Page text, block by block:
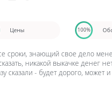
Цены 100%
сроки, знающий свое дело
никакой выкачке денег
сказали - будет дорого,